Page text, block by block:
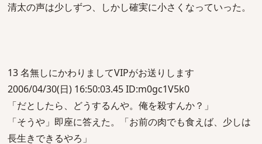
清太の声は少しずつ、しかし確実に小さくなっていった。
13 名無しにかわりましてVIPがお送りします
2006/04/30(日) 16:50:03.45 ID:m0gc1V5k0
「だとしたら、どうするんや。俺を殺すんか？」
「そうや」即座に答えた。「お前の肉でも食えば、少しは
長生きできるやろ」